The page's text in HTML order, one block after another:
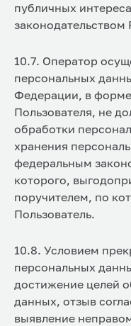
публичных
законодательством
10.7. Оператор
персональных
Федерации, в
Пользователя, не
обработки
хранения
федеральным
которого,
поручителем, по
Пользователь.
10.8. Условием
персональных
достижение целей
данных, отзыв
выявление